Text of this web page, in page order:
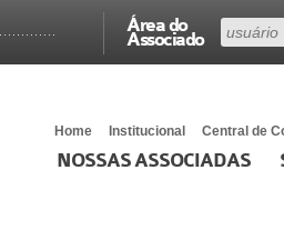
Área do
Associado
Home Institucional Central de
NOSSAS ASSOCIADAS